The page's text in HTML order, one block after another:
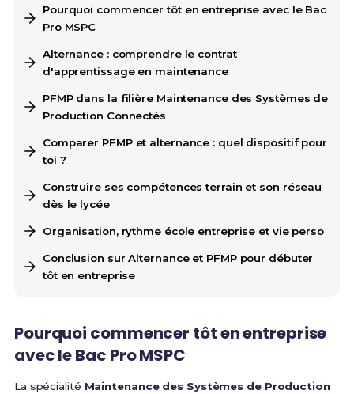
Pourquoi commencer tôt en entreprise avec le Bac
Pro MSPC
Alternance : comprendre le contrat
d'apprentissage en maintenance
PFMP dans la filière Maintenance des Systèmes de
Production Connectés
Comparer PFMP et alternance : quel dispositif pour
toi ?
Construire ses compétences terrain et son réseau
dès le lycée
Organisation, rythme école entreprise et vie perso
Conclusion sur Alternance et PFMP pour débuter
tôt en entreprise
Pourquoi commencer tôt en entreprise
avec le Bac Pro MSPC
La spécialité Maintenance des Systèmes de Production